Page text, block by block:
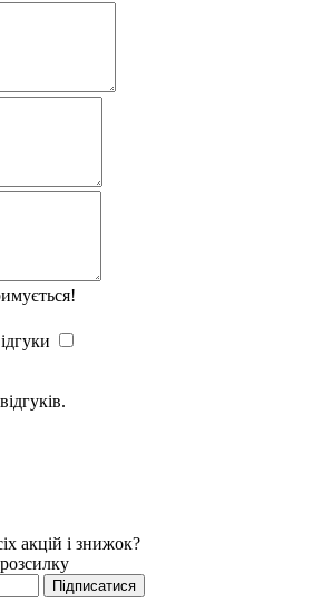
акцій і знижок?
Підписатися